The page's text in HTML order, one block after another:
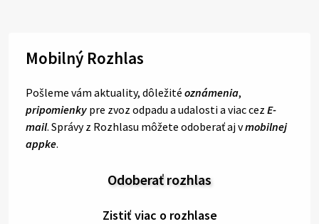
Mobilný Rozhlas
Pošleme vám aktuality, dôležité oznámenia,
pripomienky pre zvoz odpadu a udalosti a viac cez E-
mail. Správy z Rozhlasu môžete odoberať aj vmobilnej
appke.
Odoberať rozhlas
Zistiť viac o rozhlase